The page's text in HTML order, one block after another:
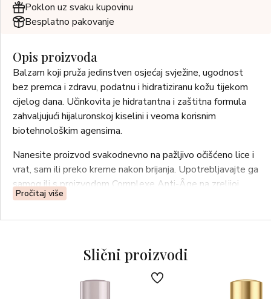
Poklon uz svaku kupovinu
Besplatno pakovanje
Opis proizvoda
Balzam koji pruža jedinstven osjećaj svježine, ugodnost
bez premca i zdravu, podatnu i hidratiziranu kožu tijekom
cijelog dana. Učinkovita je hidratantna i zaštitna formula
zahvaljujući hijaluronskoj kiselini i veoma korisnim
biotehnološkim agensima.
Nanesite proizvod svakodnevno na pažljivo očišćeno lice i
vrat, sam ili preko kreme nakon brijanja. Upotrebljavajte ga
samog ili s proizvodom Complexe Anti-Âge na zrelijoj
koži.
Pročitaj više
Slični proizvodi